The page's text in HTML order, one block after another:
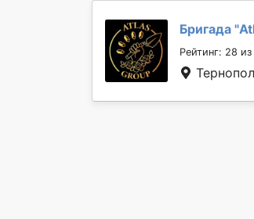
Бригада "
Рейтинг: 28